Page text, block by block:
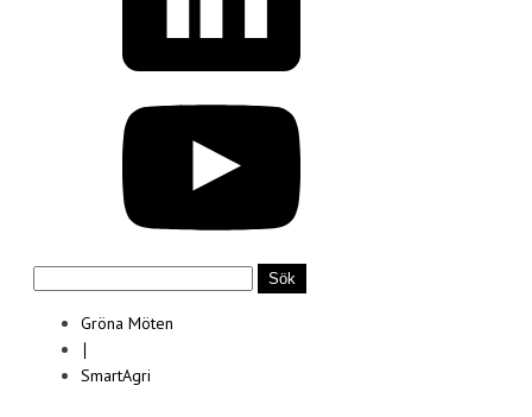
Gröna Möten
∣
SmartAgri